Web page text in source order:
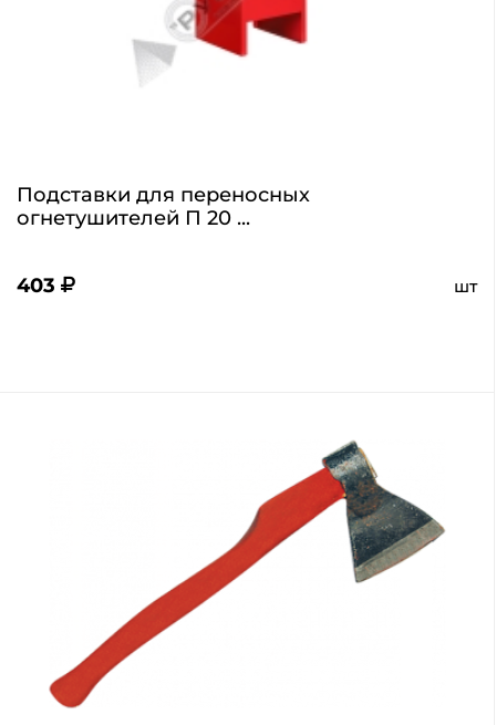
Подставки для переносных
огнетушителей П 20 ...
403 шт